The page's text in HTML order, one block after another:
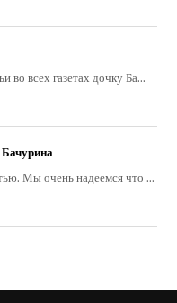
во всех газетах дочку Ба...
Мы очень надеемся что ...